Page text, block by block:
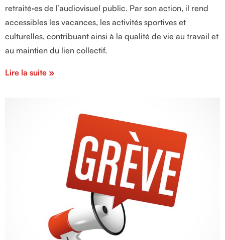
retraité·es de l’audiovisuel public. Par son action, il rend
accessibles les vacances, les activités sportives et
culturelles, contribuant ainsi à la qualité de vie au travail et
au maintien du lien collectif.
Lire la suite »